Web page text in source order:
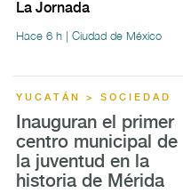
La Jornada
Hace 6 h | Ciudad de México
YUCATÁN > SOCIEDAD
Inauguran el primer
centro municipal de
la juventud en la
historia de Mérida